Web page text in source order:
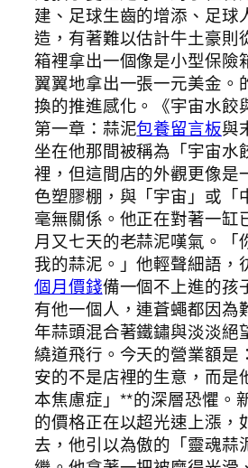
建、足球生齒的增添、足球
造，有著難以估計牛土豪則
箱裡拿出一個像是小型保險
翼翼地拿出一張一元美金。
換的推進感化。《宇宙水餃
第一章：蒜泥包養留言板與
坐在他那間被稱為「宇宙水
裡，但這間店的外觀更像是
色塑膠棚，與「宇宙」或「
毫無關係。他正在對著一缸
月又七天的老蒜泥嘆氣。「
我的蒜泥。」他輕聲細語，
個月價錢備一個不上進的孩
有他一個人，連蒼蠅都因為
年蒜頭混合著鐵鏽與淡淡絕
繞道飛行。今天的營業額是
安的不是店裡的生意，而是
本焦慮症」**的深層恐懼。
的價格正在以超光速上漲，
去，他引以為傲的「靈魂蒜